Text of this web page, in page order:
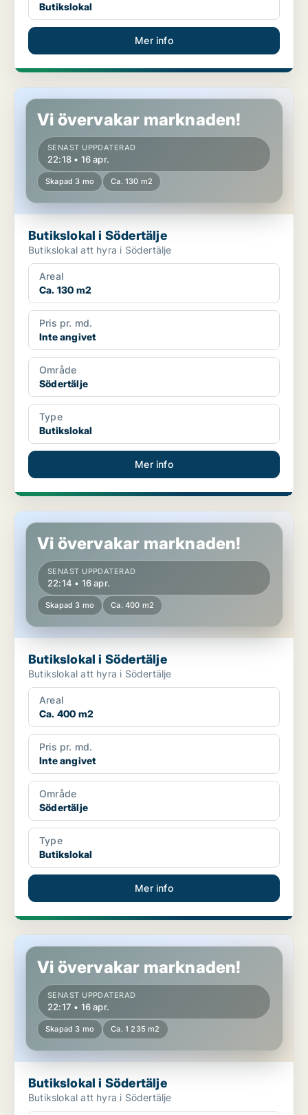
Butikslokal
Mer info
Butikslokal i Södertälje
Vi övervakar marknaden!
SENAST UPPDATERAD
22:18 • 16 apr.
Skapad 3 mo Ca. 130 m2
Butikslokal i Södertälje
Butikslokal att hyra i Södertälje
Areal
Ca. 130 m2
Pris pr. md.
Inte angivet
Område
Södertälje
Type
Butikslokal
Mer info
Butikslokal i Södertälje
Vi övervakar marknaden!
SENAST UPPDATERAD
22:14 • 16 apr.
Skapad 3 mo Ca. 400 m2
Butikslokal i Södertälje
Butikslokal att hyra i Södertälje
Areal
Ca. 400 m2
Pris pr. md.
Inte angivet
Område
Södertälje
Type
Butikslokal
Mer info
Butikslokal i Södertälje
Vi övervakar marknaden!
SENAST UPPDATERAD
22:17 • 16 apr.
Skapad 3 mo Ca. 1 235 m2
Butikslokal i Södertälje
Butikslokal att hyra i Södertälje